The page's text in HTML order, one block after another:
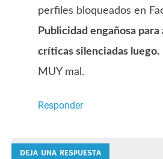
perfiles bloqueados en
Publicidad engañosa
críticas silenciadas luego.
MUY mal.
Responder
DEJA UNA RESPUESTA